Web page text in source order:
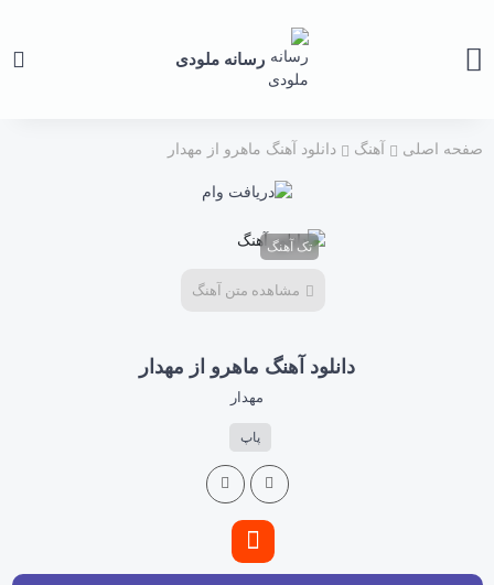
رسانه ملودی
صفحه اصلی آهنگ دانلود آهنگ ماهرو از مهدار
تک آهنگ
مشاهده متن آهنگ
دانلود آهنگ ماهرو از مهدار
مهدار
پاپ